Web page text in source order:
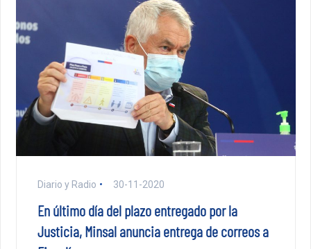
Diario y Radio 30-11-2020
En último día del plazo entregado por la
Justicia, Minsal anuncia entrega de correos a